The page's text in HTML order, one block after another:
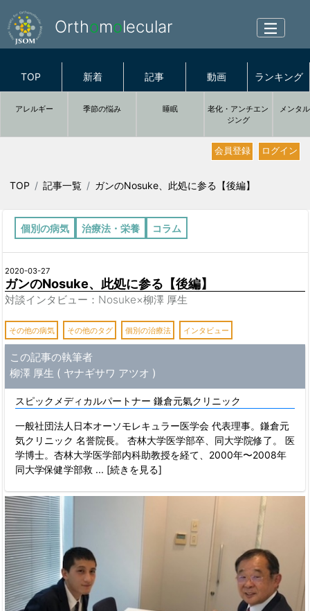
Orthomolecular
TOP 新着 記事 動画 ランキング
アレルギー 季節の悩み 睡眠
老化・アンチエン
ジング
メンタ
ログイン
会員登録
TOP 記事一覧 ガンのNosuke、此処に参る【後編】
個別の病気 治療法・栄養 コラム
2020-03-27
ガンのNosuke、此処に参る【後編】
対談インタビュー：Nosuke×柳澤 厚生
その他の病気 その他のタグ 個別の治療法 インタビュー
この記事の執筆者
柳澤 厚生 ( ヤナギサワ アツオ )
スピックメディカルパートナー 鎌倉元氣クリニック
一般社団法人日本オーソモレキュラー医学会 代表理事。鎌倉元
気クリニック 名誉院長。 杏林大学医学部卒、同大学院修了。 医
学博士。杏林大学医学部内科助教授を経て、2000年〜2008年
同大学保健学部救 ... [続きを見る]